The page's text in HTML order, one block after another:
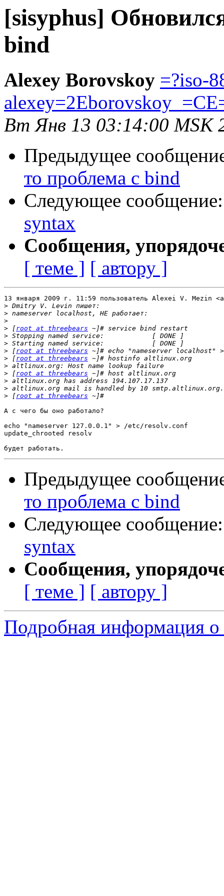
[sisyphus]
bind
Alexey Borovskoy =?iso-
Вт Янв 13 03:14:00 MSK
Предыдущее
то проблема с bind
Следующее
syntax
Сообщения,
[ теме ] [ автору ]
13 января 2009 г. 11:59 пользователь Alexei V. Mezin
>
>
>
> [root at threebears
>
>
> [root at threebears
> [root at threebears
>
> [root at threebears
>
>
> [root at threebears
А с чего бы оно работало?
echo "nameserver 127.0.0.1" > /etc/resolv.conf
update_chrooted resolv
Предыдущее
то проблема с bind
Следующее
syntax
Сообщения,
[ теме ] [ автору ]
Подробная информация о